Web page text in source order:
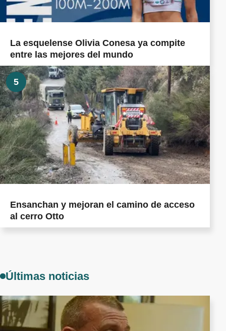
La esquelense Olivia Conesa ya compite
entre las mejores del mundo
5
Ensanchan y mejoran el camino de acceso
al cerro Otto
Últimas noticias